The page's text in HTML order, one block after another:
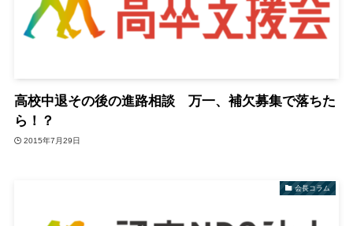
高校中退その後の進路相談 万一、補欠募集で落ちた
ら！？
2015年7月29日
会長コラム